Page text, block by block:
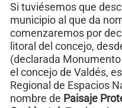
Si tuviésemos que
municipio al que da
comenzaremos por
litoral del concejo,
(declarada
el concejo de Valdés,
Regional de Espacios
nombre de Paisaje